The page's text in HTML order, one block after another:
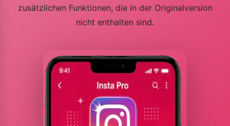
zusätzlichen Funktionen, die in der Originalversion
nicht enthalten sind.